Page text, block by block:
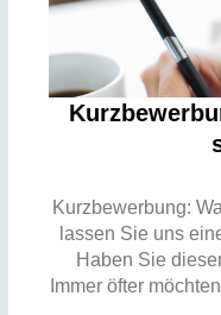
Kurzbewerbung:
lassen Sie uns
Haben Sie
Immer öfter